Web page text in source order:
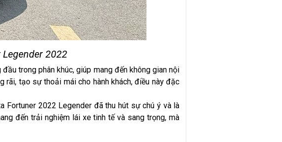
2022
trong phân khúc, giúp mang đến không gian nội
rãi, tạo sự thoải mái cho hành khách, điều này đặc
Fortuner 2022 Legender đã thu hút sự chú ý và là
đến trải nghiệm lái xe tinh tế và sang trọng, mà